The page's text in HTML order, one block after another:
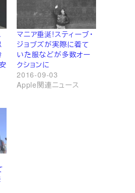
マニア垂涎!スティーブ・
ジョブズが実際に着て
いた服などが多数オー
クションに
2016-09-03
Apple関連ニュース